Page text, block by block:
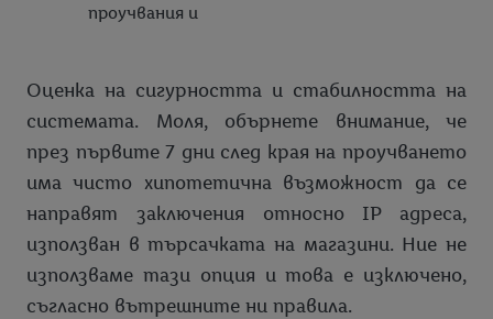
проучвания и
Оценка на сигурността и стабилността на
системата. Моля, обърнете внимание, че
през първите 7 дни след края на проучването
има чисто хипотетична възможност да се
направят заключения относно IP адреса,
използван в търсачката на магазини. Ние не
използваме тази опция и това е изключено,
съгласно вътрешните ни правила.